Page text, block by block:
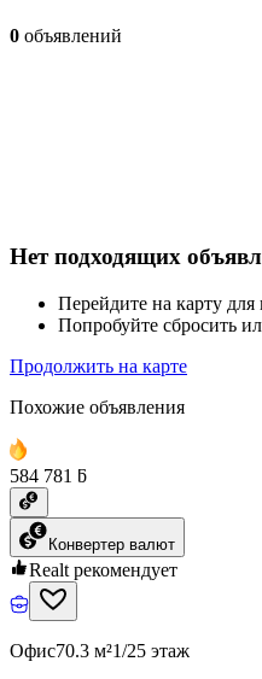
0 объявлений
Нет подходящих
Перейдите на карту
Попробуйте сбросить
Продолжить на карте
Похожие объявления
584 781 ƃ
Конвертер валют
Realt рекомендует
Офис70.3 м²1/25 этаж